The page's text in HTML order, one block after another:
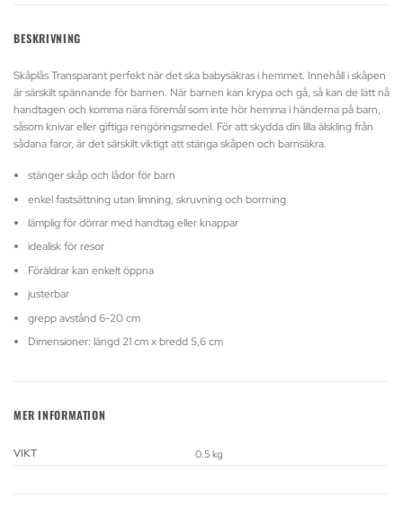
BESKRIVNING
Skåplås Transparant perfekt när det ska babysäkras i hemmet. Innehåll i skåpen
är särskilt spännande för barnen. När barnen kan krypa och gå, så kan de lätt nå
handtagen och komma nära föremål som inte hör hemma i händerna på barn,
såsom knivar eller giftiga rengöringsmedel. För att skydda din lilla älskling från
sådana faror, är det särskilt viktigt att stänga skåpen och barnsäkra.
stänger skåp och lådor för barn
enkel fastsättning utan limning, skruvning och borrning
lämplig för dörrar med handtag eller knappar
idealisk för resor
Föräldrar kan enkelt öppna
justerbar
grepp avstånd 6-20 cm
Dimensioner: längd 21 cm x bredd 5,6 cm
MER INFORMATION
VIKT 0.5 kg